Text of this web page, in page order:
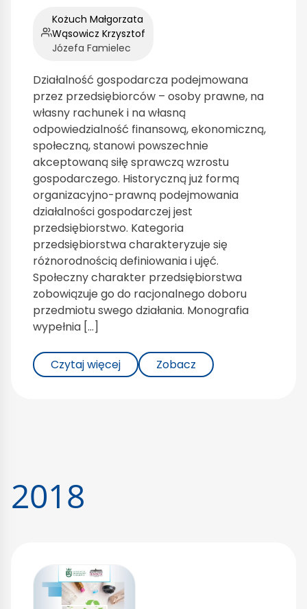
Kożuch Małgorzata
Wąsowicz Krzysztof
Józefa Famielec
Działalność gospodarcza podejmowana
przez przedsiębiorców – osoby prawne, na
własny rachunek i na własną
odpowiedzialność finansową, ekonomiczną,
społeczną, stanowi powszechnie
akceptowaną siłę sprawczą wzrostu
gospodarczego. Historyczną już formą
organizacyjno-prawną podejmowania
działalności gospodarczej jest
przedsiębiorstwo. Kategoria
przedsiębiorstwa charakteryzuje się
różnorodnością definiowania i ujęć.
Społeczny charakter przedsiębiorstwa
zobowiązuje go do racjonalnego doboru
przedmiotu swego działania. Monografia
wypełnia […]
Czytaj więcej Zobacz
2018